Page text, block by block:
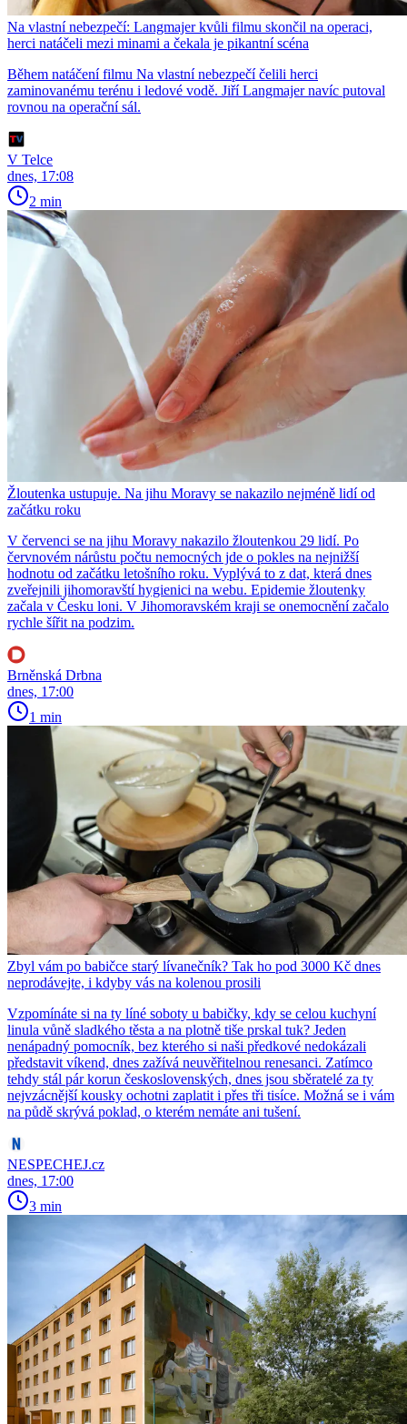
Na vlastní nebezpečí: Langmajer kvůli filmu skončil na operaci,
herci natáčeli mezi minami a čekala je pikantní scéna
Během natáčení filmu Na vlastní nebezpečí čelili herci
zaminovanému terénu i ledové vodě. Jiří Langmajer navíc putoval
rovnou na operační sál.
V Telce
dnes, 17:08
2 min
Žloutenka ustupuje. Na jihu Moravy se nakazilo nejméně lidí od
začátku roku
V červenci se na jihu Moravy nakazilo žloutenkou 29 lidí. Po
červnovém nárůstu počtu nemocných jde o pokles na nejnižší
hodnotu od začátku letošního roku. Vyplývá to z dat, která dnes
zveřejnili jihomoravští hygienici na webu. Epidemie žloutenky
začala v Česku loni. V Jihomoravském kraji se onemocnění začalo
rychle šířit na podzim.
Brněnská Drbna
dnes, 17:00
1 min
Zbyl vám po babičce starý lívanečník? Tak ho pod 3000 Kč dnes
neprodávejte, i kdyby vás na kolenou prosili
Vzpomínáte si na ty líné soboty u babičky, kdy se celou kuchyní
linula vůně sladkého těsta a na plotně tiše prskal tuk? Jeden
nenápadný pomocník, bez kterého si naši předkové nedokázali
představit víkend, dnes zažívá neuvěřitelnou renesanci. Zatímco
tehdy stál pár korun československých, dnes jsou sběratelé za ty
nejvzácnější kousky ochotni zaplatit i přes tři tisíce. Možná se i vám
na půdě skrývá poklad, o kterém nemáte ani tušení.
NESPECHEJ.cz
dnes, 17:00
3 min